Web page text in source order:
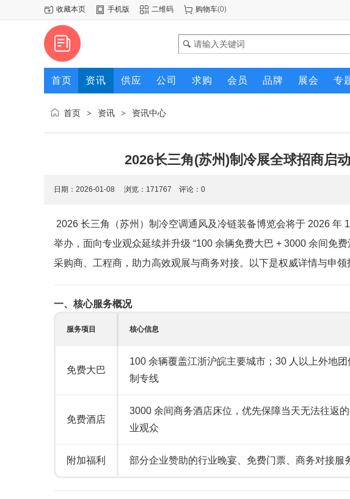
收藏本页 手机版 二维码 购物车(0)
首页 资讯 供应 公司 求购 会员 品牌 展会 专
首页 > 资讯 > 资讯中心
2026长三角(苏州)制冷展全球招商启
日期：2026-01-08 浏览： 171767 评论：0
2026 长三角（苏州）制冷空调通风及冷链装备博览会将于 2026 年
举办，面向专业观众延续并升级 “100 余辆免费大巴 + 3000 余间免
采购商、工程商，助力高效观展与商务对接。以下是权威详情与申领
一、核心服务概况
服务项目 核心信息
免费大巴
100 余辆覆盖江浙沪皖主要城市；30 人以上外地团
制专线
免费酒店
3000 余间商务酒店床位，优先保障当天无法往返
业观众
附加福利 部分企业赞助的行业晚宴、免费门票、商务对接服